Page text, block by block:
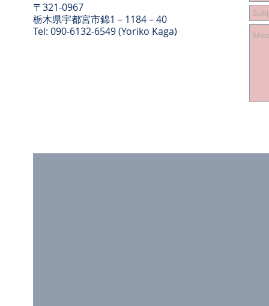
〒321-0967
栃木県宇都宮市錦1－1184－40
Tel: 090-6132-6549 (Yoriko Kaga)